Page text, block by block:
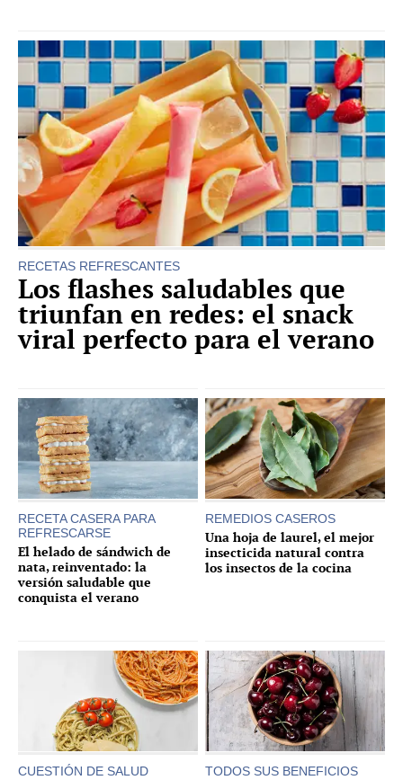
RECETAS REFRESCANTES
Los flashes saludables que
triunfan en redes: el snack
viral perfecto para el verano
RECETA CASERA PARA
REFRESCARSE
El helado de sándwich de
nata, reinventado: la
versión saludable que
conquista el verano
REMEDIOS CASEROS
Una hoja de laurel, el mejor
insecticida natural contra
los insectos de la cocina
CUESTIÓN DE SALUD TODOS SUS BENEFICIOS